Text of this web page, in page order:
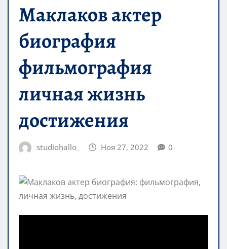
Маклаков актер
биография
фильмография
личная жизнь
достижения
studiohallo_ Ноя 27, 2022 0